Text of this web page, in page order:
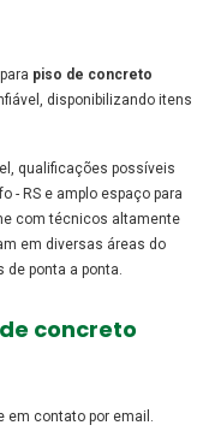
piso de concreto
disponibilizando itens
qualificações possíveis
- RS e amplo espaço para
com técnicos altamente
em diversas áreas do
ponta a ponta.
concreto
em contato por email.